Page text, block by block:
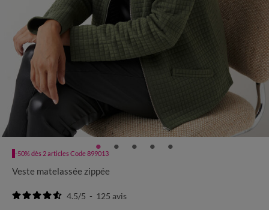
-50% dès 2 articles Code 899013
Veste matelassée zippée
4.5/5 - 125 avis